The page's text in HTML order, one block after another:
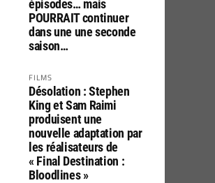
épisodes… mais
POURRAIT continuer
dans une une seconde
saison…
FILMS
Désolation : Stephen
King et Sam Raimi
produisent une
nouvelle adaptation par
les réalisateurs de
« Final Destination :
Bloodlines »